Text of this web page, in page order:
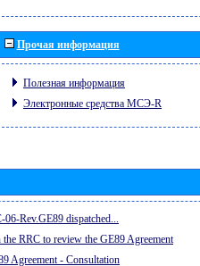
Прочая информация
Полезная информация
Электронные средства МСЭ-R
Rev.GE89 dispatched...
RRC to review the GE89 Agreement
Agreement - Consultation